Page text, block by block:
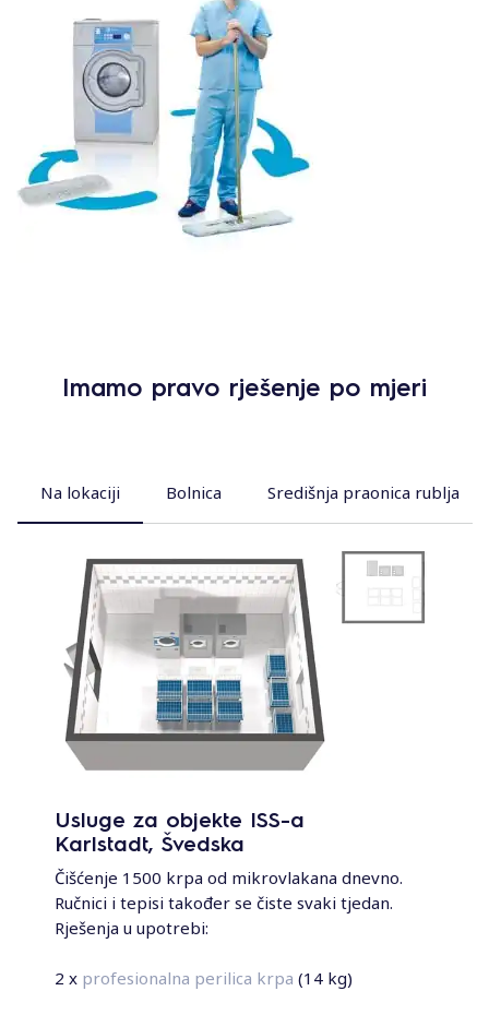
Imamo pravo rješenje po mjeri
Na lokaciji Bolnica Središnja praonica rublja
Usluge za objekte ISS-a
Karlstadt, Švedska
Čišćenje 1500 krpa od mikrovlakana dnevno.
Ručnici i tepisi također se čiste svaki tjedan.
Rješenja u upotrebi:
2 x profesionalna perilica krpa (14 kg)